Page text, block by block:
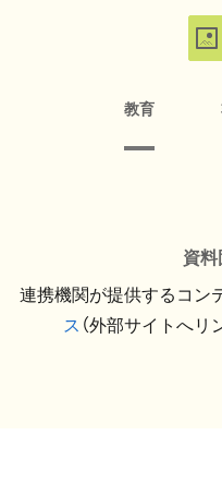
教育
資
連携機関が提供するコン
ス （外部サイトへリ